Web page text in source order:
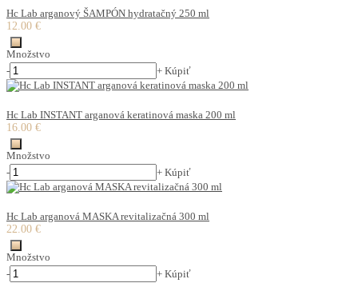
Hc Lab arganový ŠAMPÓN hydratačný 250 ml
12.00 €
Množstvo
-
+ Kúpiť
Hc Lab INSTANT arganová keratinová maska 200 ml
16.00 €
Množstvo
-
+ Kúpiť
Hc Lab arganová MASKA revitalizačná 300 ml
22.00 €
Množstvo
-
+ Kúpiť